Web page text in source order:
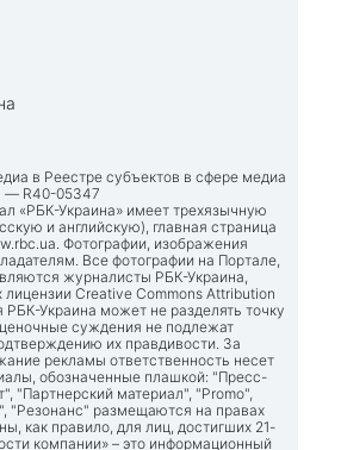
в Реестре субъектов в сфере медиа
— R40-05347
«РБК-Украина» имеет трехязычную
и английскую), главная страница
. Фотографии, изображения
Все фотографии на Портале,
журналисты РБК-Украина,
Creative Commons Attribution
Украина может не разделять точку
суждения не подлежат
их правдивости. За
рекламы ответственность несет
обозначенные плашкой: "Пресс-
"Партнерский материал", "Promo",
"Резонанс" размещаются на правах
как правило, для лиц, достигших 21-
компании» – это информационный